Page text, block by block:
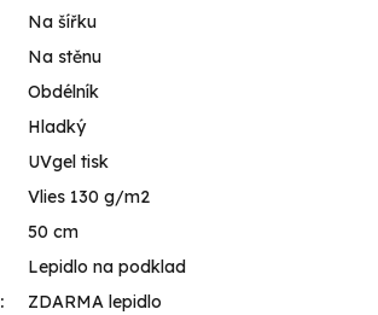
Na šířku
Na stěnu
Obdélník
Hladký
UVgel tisk
Vlies 130 g/m2
50 cm
Lepidlo na podklad
: ZDARMA lepidlo